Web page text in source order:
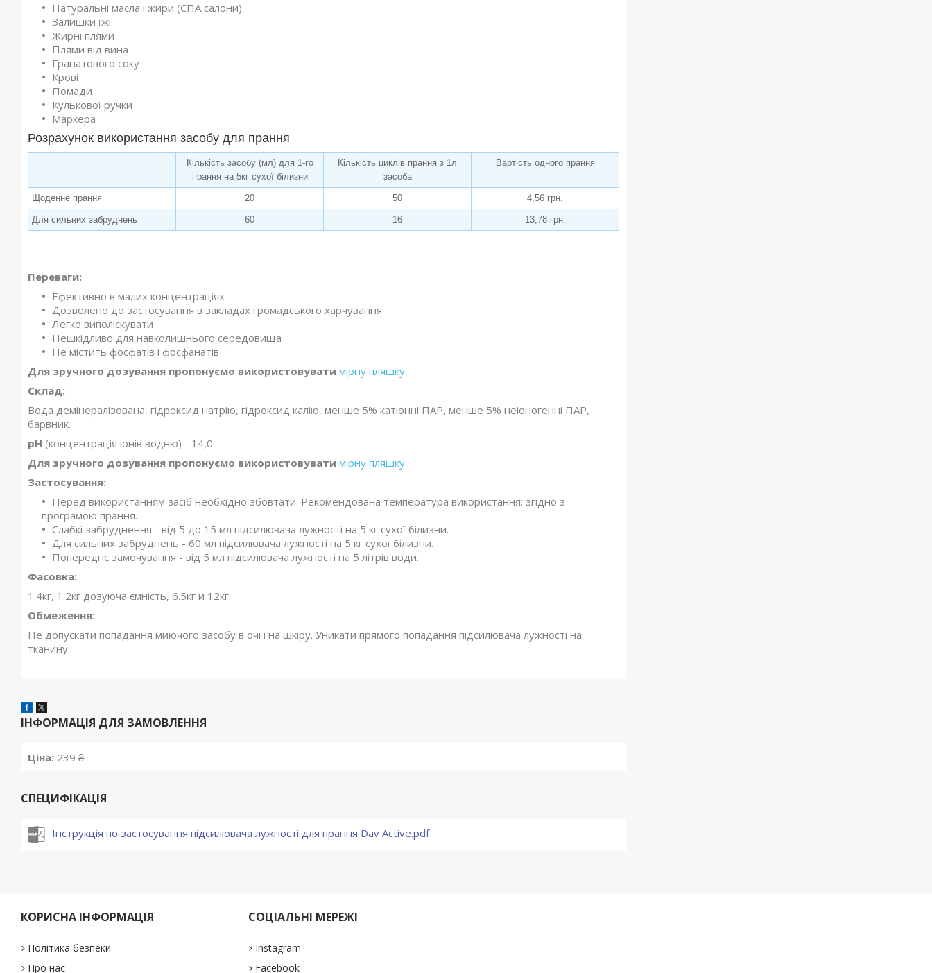
Натуральні масла і жири (СПА салони)
Залишки їжі
Жирні плями
Плями від вина
Гранатового соку
Крові
Помади
Кулькової ручки
Маркера
Розрахунок використання засобу для прання
Кількість засобу (мл) для 1-го
прання на 5кг сухої білизни
Кількість циклів прання з 1л
засоба
Вартість одного прання
Щоденне прання 20 50 4,56 грн.
Для сильних забруднень 60 16 13,78 грн.
Переваги:
Ефективно в малих концентраціях
Дозволено до застосування в закладах громадського харчування
Легко виполіскувати
Нешкідливо для навколишнього середовища
Не містить фосфатів і фосфанатів
Для зручного дозування пропонуємо використовувати мірну пляшку
Склад:
Вода демінералізована, гідроксид натрію, гідроксид калію, менше 5% катіонні ПАР, менше 5% неіоногенні ПАР,
барвник.
рН (концентрація іонів водню) - 14,0
Для зручного дозування пропонуємо використовувати мірну пляшку.
Застосування:
Перед використанням засіб необхідно збовтати. Рекомендована температура використання: згідно з
програмою прання.
Слабкі забруднення - від 5 до 15 мл підсилювача лужності на 5 кг сухої білизни.
Для сильних забруднень - 60 мл підсилювача лужності на 5 кг сухої білизни.
Попереднє замочування - від 5 мл підсилювача лужності на 5 літрів води.
Фасовка:
1.4кг, 1.2кг дозуюча ємність, 6.5кг и 12кг.
Обмеження:
Не допускати попадання миючого засобу в очі і на шкіру. Уникати прямого попадання підсилювача лужності на
тканину.
ІНФОРМАЦІЯ ДЛЯ ЗАМОВЛЕННЯ
Ціна: 239 ₴
СПЕЦИФІКАЦІЯ
Інструкція по застосування підсилювача лужності для прання Dav Active.pdf
КОРИСНА ІНФОРМАЦІЯ
Політика безпеки
Про нас
СОЦІАЛЬНІ МЕРЕЖІ
Instagram
Facebook